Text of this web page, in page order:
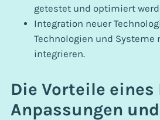
getestet und optimiert
Integration neuer
Technologien und
integrieren.
Die Vorteile
Anpassungen